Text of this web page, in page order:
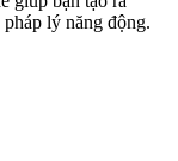
lý năng động.